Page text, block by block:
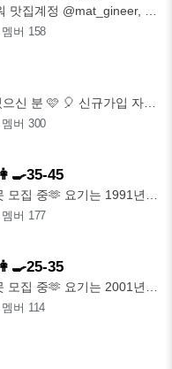
맛집계정 @mat_gineer, 위
멤버 158
신규가입 자리
가입해
멤버 300
45
기는 1991년생
멤버 177
35
기는 2001년생
방
멤버 114